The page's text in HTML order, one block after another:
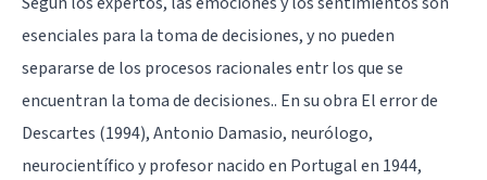
esenciales para la toma de decisiones, y no pueden
separarse de los procesos racionales entr los que se
encuentran la toma de decisiones.. En su obra El error de
Descartes (1994), Antonio Damasio, neurólogo,
neurocientífico y profesor nacido en Portugal en 1944,